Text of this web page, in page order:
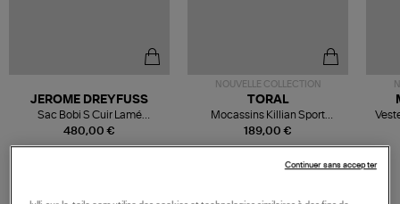
480,00 €
JEROME DREYFUSS
Sac Bobi S Cuir Lamé
Champagne
NOUVELLE COLLECTION
189,00 €
TORAL
Mocassins Killian Sport
Mousse
Continuer sans accepter